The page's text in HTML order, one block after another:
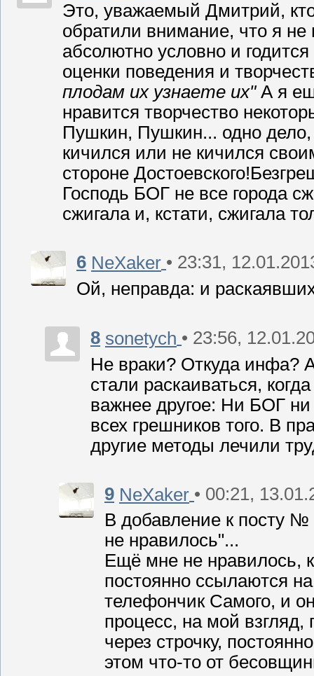
Это, уважаемый Дмитрий,
обратили внимание, что я
абсолютно условно и
оценки поведения и
плодам их узнаете их" А я
нравится творчество
Пушкин, Пушкин... одно дело,
кичился или не кичился
стороне
Господь БОГ не все города
сжигала и, кстати, сжигала
6 NeXaker • 23:31,
Ой, неправда: и
8 sonetych • 23:56,
Не враки? Откуда инфа?
стали раскаиваться,
важнее другое: Ни БОГ ни
всех грешников того. В
другие методы лечили
9 NeXaker • 00:21,
В добавление к посту №
не нравилось"...
Ещё мне не нравилось,
постоянно ссылаются
телефончик Самого, и
процесс, на мой
через строчку,
этом что-то от